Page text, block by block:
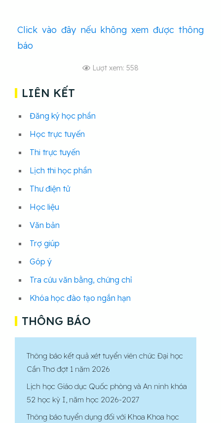
Click vào đây nếu không xem được thông
báo
Lượt xem: 558
LIÊN KẾT
Đăng ký học phần
Học trực tuyến
Thi trực tuyến
Lịch thi học phần
Thư điện tử
Học liệu
Văn bản
Trợ giúp
Góp ý
Tra cứu văn bằng, chứng chỉ
Khóa học đào tạo ngắn hạn
THÔNG BÁO
Thông báo kết quả xét tuyển viên chức Đại học
Cần Thơ đợt 1 năm 2026
Lịch học Giáo dục Quốc phòng và An ninh khóa
52 học kỳ I, năm học 2026-2027
Thông báo tuyển dụng đối với Khoa Khoa học